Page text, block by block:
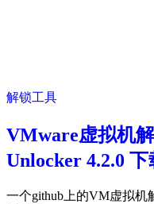
解锁工具
VMware虚拟机
Unlocker 4.2.0 下
一个github上的VM虚拟机